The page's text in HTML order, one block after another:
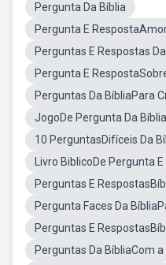
Pergunta Da Bíblia
Pergunta E
Perguntas E Respostas
Pergunta E
Perguntas Da BíbliaPara
JogoDe Pergunta Da Bíblia
10 PerguntasDifíceis Da
Livro BiblicoDe Pergunta
Perguntas E
Pergunta Faces Da
Perguntas E
Perguntas Da BíbliaCom a